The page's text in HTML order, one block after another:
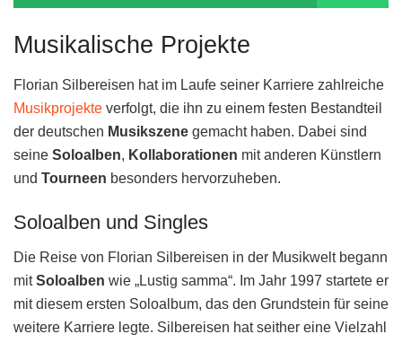
Musikalische Projekte
Florian Silbereisen hat im Laufe seiner Karriere zahlreiche
Musikprojekte verfolgt, die ihn zu einem festen Bestandteil
der deutschen Musikszene gemacht haben. Dabei sind
seine Soloalben, Kollaborationen mit anderen Künstlern
und Tourneen besonders hervorzuheben.
Soloalben und Singles
Die Reise von Florian Silbereisen in der Musikwelt begann
mitSoloalben wie „Lustig samma“. Im Jahr 1997 startete er
mit diesem ersten Soloalbum, das den Grundstein für seine
weitere Karriere legte. Silbereisen hat seither eine Vielzahl